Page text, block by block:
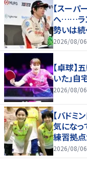
【スーパ
へ……ラ
勢いは続
2026/08/
【卓球】
いた」
2026/08/
【バド
気になっ
練習拠
たり前じ
2026/08/